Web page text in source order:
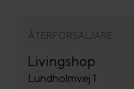
ÅTERFÖRSÄLJARE
Livingshop
Lundholmvej 1